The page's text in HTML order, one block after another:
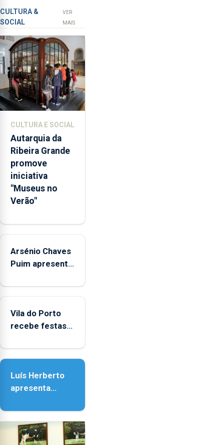
prevenção
primária
da
violência
doméstica,
através
da
promoção
de
competências
emocionais
e
sociais
junto
das
crianças
Açores
CULTURA &
SOCIAL
VER
MAIS
CULTURA E SOCIAL
Autarquia da
Ribeira Grande
promove
iniciativa
"Museus no
Verão"
Arsénio Chaves
Puim apresenta
Biblioteca de
Vila do Porto
recebe festas
Nossa Senhora
Luís Herberto
apresenta
Paisagem’